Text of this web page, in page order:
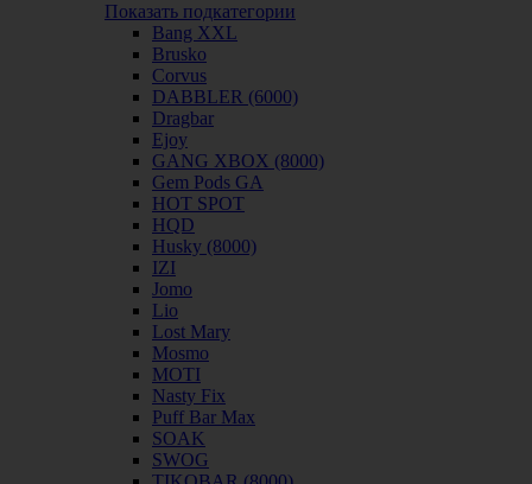
Показать подкатегории
Bang XXL
Brusko
Corvus
DABBLER (6000)
Dragbar
Ejoy
GANG XBOX (8000)
Gem Pods GA
HOT SPOT
HQD
Husky (8000)
IZI
Jomo
Lio
Lost Mary
Mosmo
MOTI
Nasty Fix
Puff Bar Max
SOAK
SWOG